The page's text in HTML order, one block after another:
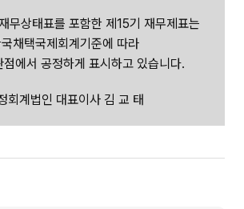
무상태표를 포함한 제15기 재무제표는
채택국제회계기준에 따라
점에서 공정하게 표시하고 있습니다.
회계법인 대표이사 김 교 태